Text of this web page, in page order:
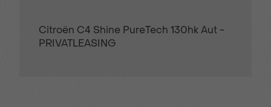
Citroën C4 Shine PureTech 130hk Aut -
PRIVATLEASING